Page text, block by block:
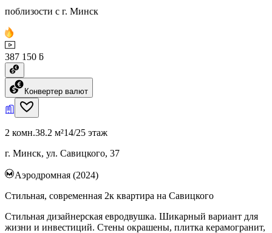
поблизости с г. Минск
387 150 ƃ
Конвертер валют
2 комн.38.2 м²14/25 этаж
г. Минск, ул. Савицкого, 37
Аэродромная (2024)
Стильная, современная 2к квартира на Савицкого
Стильная дизайнерская евродвушка. Шикарный вариант для
жизни и инвестиций. Стены окрашены, плитка керамогранит,